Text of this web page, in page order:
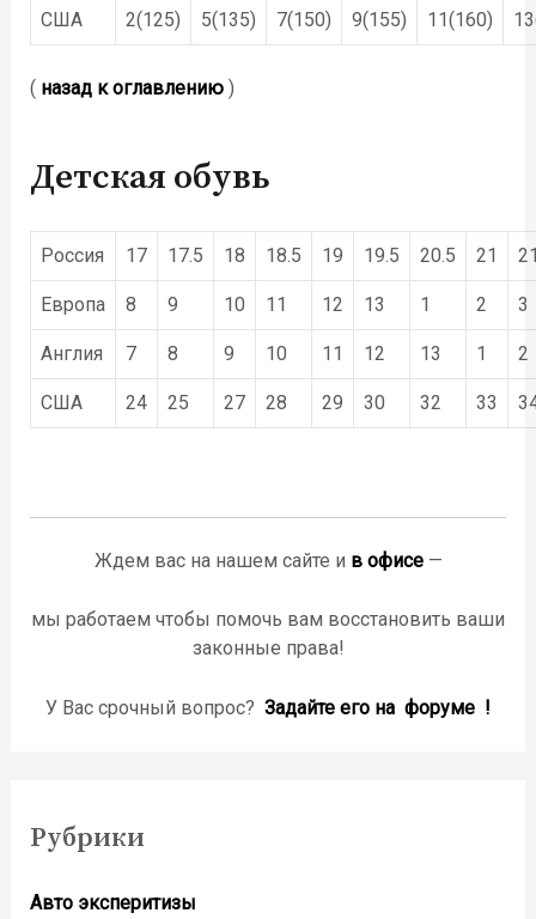
США 2(125) 5(135) 7(150) 9(155) 11(160)
( назад к оглавлению )
Детская обувь
Россия 17 17.5 18 18.5 19 19.5 20.5 21
Европа 8 9 10 11 12 13 1 2 3
Англия 7 8 9 10 11 12 13 1 2
США 24 25 27 28 29 30 32 33
Ждем вас на нашем сайте и в офисе —
мы работаем чтобы помочь вам восстановить ваши
законные права!
У Вас срочный вопрос? Задайте его на форуме !
Рубрики
Авто эксперитизы